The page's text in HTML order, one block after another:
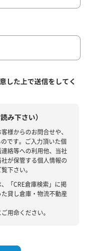
した上で送信をしてく
み下さい）
様からのお問合せや、
です。ご入力頂いた個
絡等への利用他、当社
が保管する個人情報の
下さい。
「CRE倉庫検索」に掲
貸し倉庫・物流不動産
用命ください。